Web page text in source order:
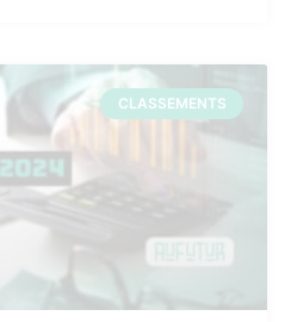
CLASSEMENTS